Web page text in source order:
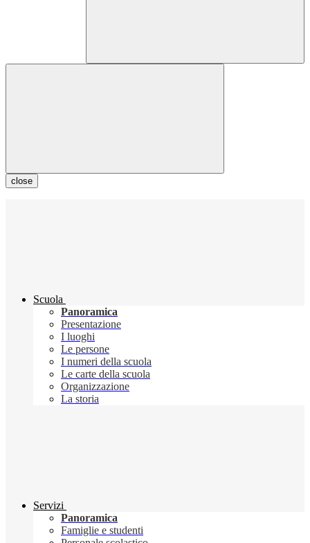
close
Scuola
Panoramica
Presentazione
I luoghi
Le persone
I numeri della scuola
Le carte della scuola
Organizzazione
La storia
Servizi
Panoramica
Famiglie e studenti